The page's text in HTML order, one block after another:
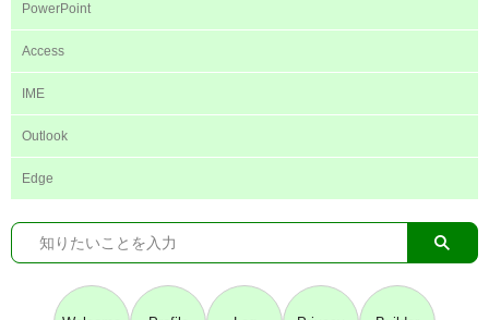
PowerPoint
Access
IME
Outlook
Edge